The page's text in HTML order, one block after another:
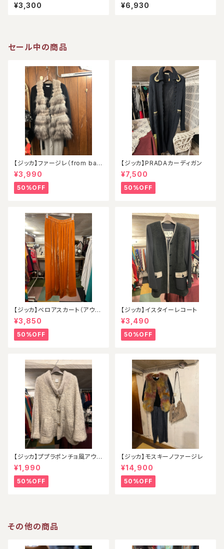
スリーブ（アウトレット）
¥3,300 ク）
¥6,930
セール中の商品
【ジッカ】ファージレ（from ball
oon）
¥3,990
50%OFF
【ジッカ】PRADAカーディガン
¥7,500
50%OFF
【ジッカ】ベロアスカート（アウト
レット）
¥3,850
50%OFF
【ジッカ】イスタイーレコート
¥3,490
50%OFF
【ジッカ】ププラポンチョ風アウタ
ー
¥1,990
50%OFF
【ジッカ】モスキーノファージレ
¥14,900
50%OFF
その他の商品